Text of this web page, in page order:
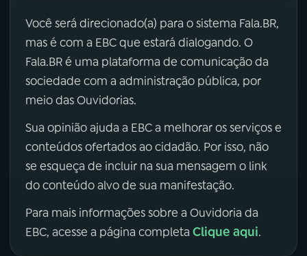
Você será direcionado(a) para o sistema Fala.BR,
mas é com a EBC que estará dialogando. O
Fala.BR é uma plataforma de comunicação da
sociedade com a administração pública, por
meio das Ouvidorias.
Sua opinião ajuda a EBC a melhorar os serviços e
conteúdos ofertados ao cidadão. Por isso, não
se esqueça de incluir na sua mensagem o link
do conteúdo alvo de sua manifestação.
Para mais informações sobre a Ouvidoria da
EBC, acesse a página completa Clique aqui.